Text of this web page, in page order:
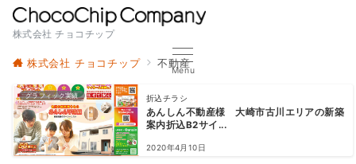
株式会社 チョコチップ
Menu
株式会社 チョコチップ 不動産
グラフィック実績 折込チラシ
あんしん不動産様 大崎市古川エリアの新築
案内折込B2サイ...
2020年4月10日